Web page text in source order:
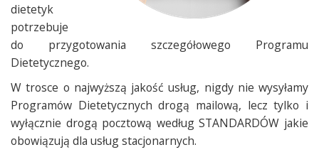
dietetyk
potrzebuje
do przygotowania szczegółowego Programu
Dietetycznego.
W trosce o najwyższą jakość usług, nigdy nie wysyłamy
Programów Dietetycznych drogą mailową, lecz tylko i
wyłącznie drogą pocztową według STANDARDÓW jakie
obowiązują dla usług stacjonarnych.